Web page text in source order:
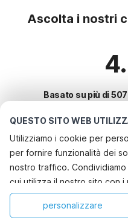
QUESTO SITO WEB
Utilizziamo i cookie per
per fornire funzionalità dei
nostro traffico.
cui utilizza il nostro sito con
analisi dei dati web,
potrebbero combinarle con
personalizzare
Ascolta i nostri
Basato su più di
Le destinazioni più
vacanze
Città con i migliori servizi
Casa vacanze a misura di
Città con i migliori servizi
Casa Lista dei desideri